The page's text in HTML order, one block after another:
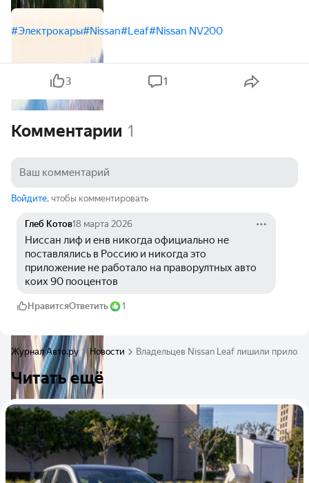
#Электрокары#Nissan#Leaf#Nissan NV200
3 1
Комментарии 1
Войдите, чтобы комментировать
Глеб Котов18 марта 2026
Ниссан лиф и енв никогда официально не
поставлялись в Россию и никогда это
приложение не работало на праворултных авто
коих 90 пооцентов
НравитсяОтветить 1
Журнал Авто.ру Новости Владельцев Nissan Leaf лишили
Читать ещё